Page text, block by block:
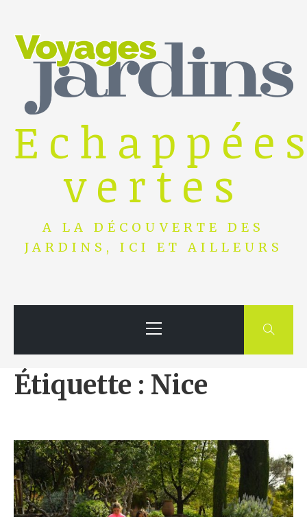
content
vertes
A LA DÉCOUVERTE DES
JARDINS, ICI ET AILLEURS
Menu
Étiquette : Nice